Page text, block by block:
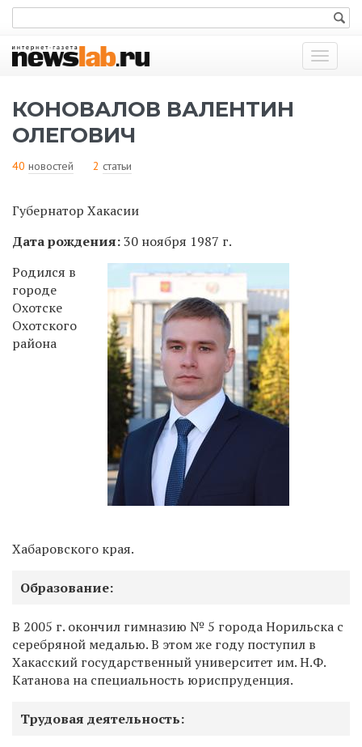
Показать
меню
КОНОВАЛОВ ВАЛЕНТИН
ОЛЕГОВИЧ
40 новостей 2 статьи
Губернатор Хакасии
Дата рождения:30 ноября 1987 г.
Родился в
городе
Охотске
Охотского
района
Хабаровского края.
Образование:
В 2005 г. окончил гимназию № 5 города Норильска с
серебряной медалью. В этом же году поступил в
Хакасский государственный университет им. Н.Ф.
Катанова на специальность юриспруденция.
Трудовая деятельность: